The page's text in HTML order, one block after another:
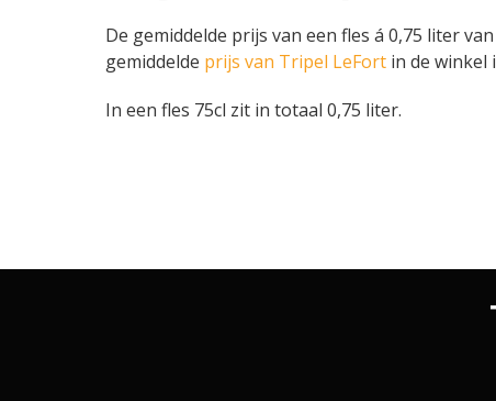
De gemiddelde prijs van een fles á 0,75 liter van
gemiddelde prijs van Tripel LeFort in de winkel
In een fles 75cl zit in totaal 0,75 liter.